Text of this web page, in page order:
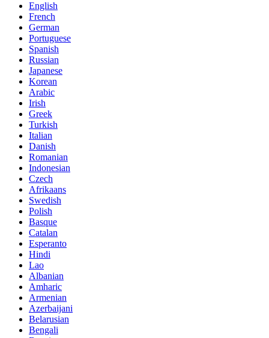
English
French
German
Portuguese
Spanish
Russian
Japanese
Korean
Arabic
Irish
Greek
Turkish
Italian
Danish
Romanian
Indonesian
Czech
Afrikaans
Swedish
Polish
Basque
Catalan
Esperanto
Hindi
Lao
Albanian
Amharic
Armenian
Azerbaijani
Belarusian
Bengali